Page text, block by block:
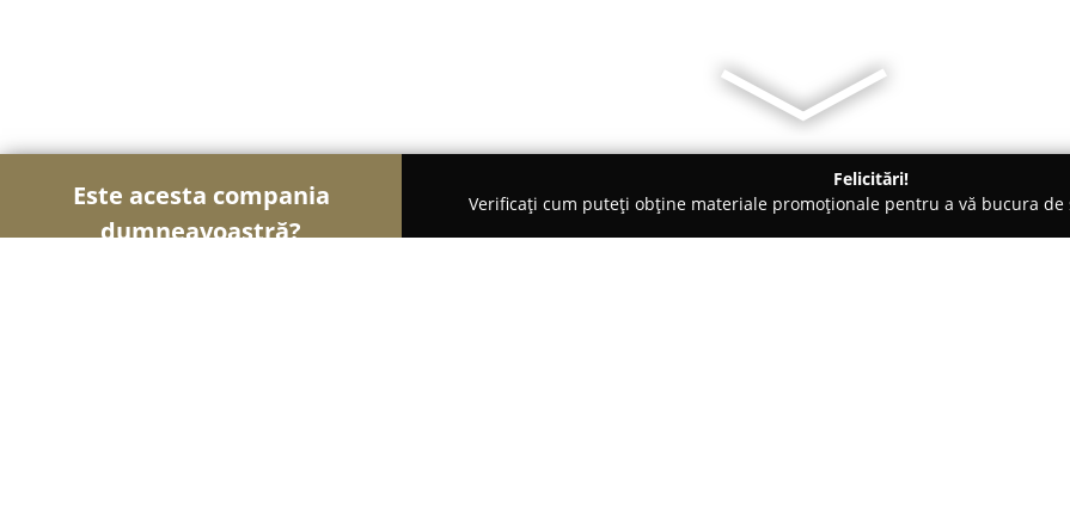
Este acesta compania
dumneavoastră?
Felicitări!
Verificați cum puteți obține materiale promoționale pentru a vă bucura de